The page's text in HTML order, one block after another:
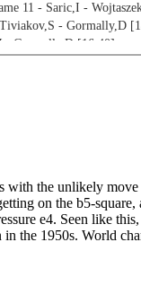
11 - Saric,I -
- Gormally,D
- Gormally,D [16:40]
[21:04]
[21:06]
17 - Dominguez Perez,L
- Gormally,D -
with the unlikely
on the b5-
e4. Seen like
the 1950s. World